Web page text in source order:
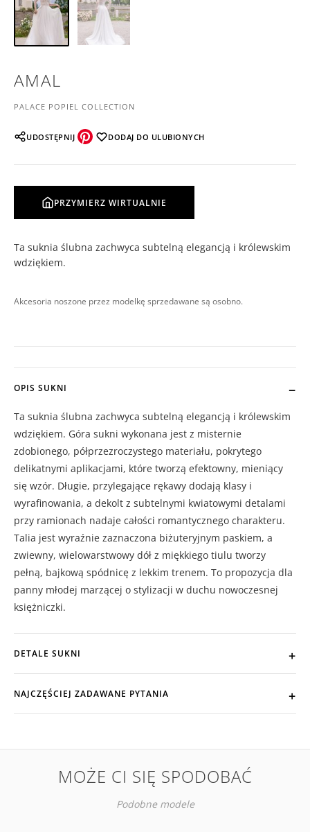
AMAL
PALACE POPIEL COLLECTION
UDOSTĘPNIJ DODAJ DO ULUBIONYCH
PRZYMIERZ WIRTUALNIE
Ta suknia ślubna zachwyca subtelną elegancją i królewskim
wdziękiem.
Akcesoria noszone przez modelkę sprzedawane są osobno.
OPIS SUKNI
Ta suknia ślubna zachwyca subtelną elegancją i królewskim
wdziękiem. Góra sukni wykonana jest z misternie
zdobionego, półprzezroczystego materiału, pokrytego
delikatnymi aplikacjami, które tworzą efektowny, mieniący
się wzór. Długie, przylegające rękawy dodają klasy i
wyrafinowania, a dekolt z subtelnymi kwiatowymi detalami
przy ramionach nadaje całości romantycznego charakteru.
Talia jest wyraźnie zaznaczona biżuteryjnym paskiem, a
zwiewny, wielowarstwowy dół z miękkiego tiulu tworzy
pełną, bajkową spódnicę z lekkim trenem. To propozycja dla
panny młodej marzącej o stylizacji w duchu nowoczesnej
księżniczki.
DETALE SUKNI
NAJCZĘŚCIEJ ZADAWANE PYTANIA
MOŻE CI SIĘ SPODOBAĆ
Podobne modele